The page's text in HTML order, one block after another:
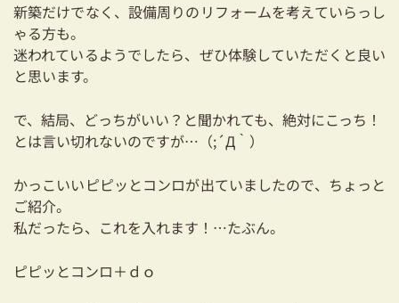
新築だけでなく、設備周りのリフォームを考えていらっし
ゃる方も。
迷われているようでしたら、ぜひ体験していただくと良い
と思います。
で、結局、どっちがいい？と聞かれても、絶対にこっち！
とは言い切れないのですが…（;´Д｀）
かっこいいピピッとコンロが出ていましたので、ちょっと
ご紹介。
私だったら、これを入れます！…たぶん。
ピピッとコンロ＋ｄｏ